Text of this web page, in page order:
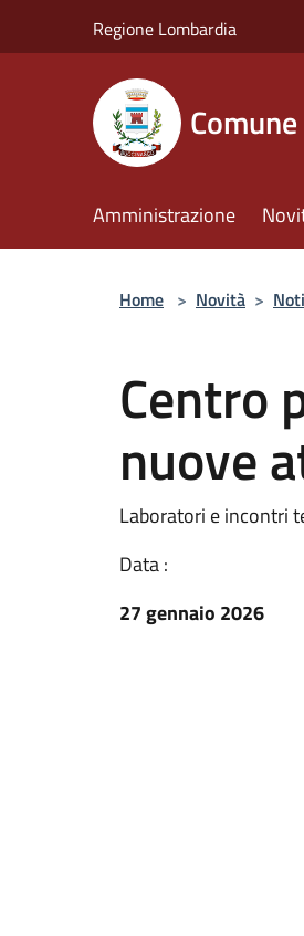
Regione Lombardia
Amministrazione
Home > Novità >
Centro
nuove
Laboratori e incontri
Data :
27 gennaio 2026